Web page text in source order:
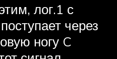
лог.1 с
через
ногу C